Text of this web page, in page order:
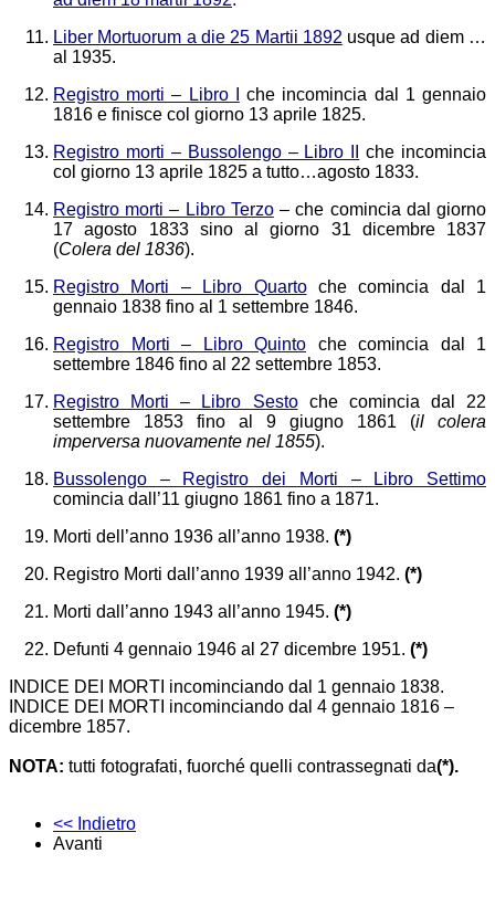
Liber Mortuorum a die 25 Martii 1892 usque ad diem …
al 1935.
Registro morti – Libro I
che incomincia dal 1 gennaio
1816 e finisce col giorno 13 aprile 1825.
Registro morti – Bussolengo – Libro II
che incomincia
col giorno 13 aprile 1825 a tutto…agosto 1833.
Registro morti – Libro Terzo–che comincia dal giorno
17 agosto 1833 sino al giorno 31 dicembre 1837
(Colera del 1836).
Registro Morti – Libro Quarto
che comincia dal 1
gennaio 1838 fino al 1 settembre 1846.
Registro Morti – Libro Quinto
che comincia dal 1
settembre 1846 fino al 22 settembre 1853.
Registro Morti – Libro Sesto
che comincia dal 22
settembre 1853 fino al 9 giugno 1861 (il colera
imperversa nuovamente nel 1855).
Bussolengo – Registro dei Morti – Libro Settimo
comincia dall’11 giugno 1861 fino a 1871.
Morti dell’anno 1936 all’anno 1938. (*)
Registro Morti dall’anno 1939 all’anno 1942. (*)
Morti dall’anno 1943 all’anno 1945. (*)
Defunti 4 gennaio 1946 al 27 dicembre 1951. (*)
INDICE DEI MORTI incominciando dal 1 gennaio 1838.
INDICE DEI MORTI incominciando dal 4 gennaio 1816 –
dicembre 1857.
NOTA: tutti fotografati, fuorché quelli contrassegnati da(*).
<< Indietro
Avanti